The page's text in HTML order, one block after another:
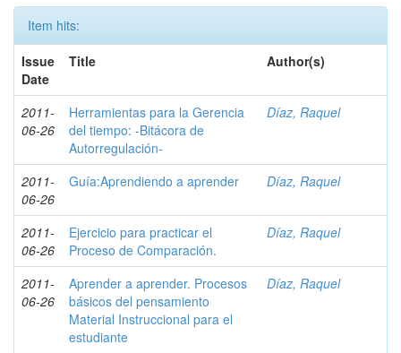
Item hits:
Issue
Date
Title Author(s)
2011-
06-26
Herramientas para la Gerencia
del tiempo: -Bitácora de
Autorregulación-
Díaz, Raquel
2011-
06-26
Guía:Aprendiendo a aprender Díaz, Raquel
2011-
06-26
Ejercicio para practicar el
Proceso de Comparación.
Díaz, Raquel
2011-
06-26
Aprender a aprender. Procesos
básicos del pensamiento
Material Instruccional para el
estudiante
Díaz, Raquel